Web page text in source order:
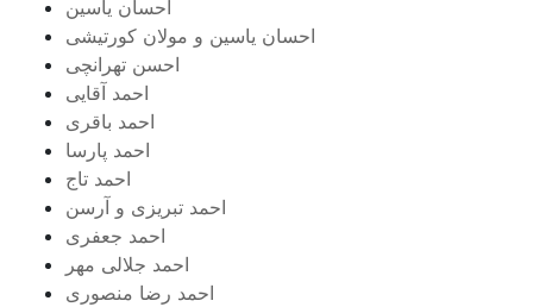
احسان یاسین
احسان یاسین و مولان کورتیشی
احسن تهرانچی
احمد آقایی
احمد باقری
احمد پارسا
احمد تاج
احمد تبریزی و آرسن
احمد جعفری
احمد جلالی مهر
احمد رضا منصوری